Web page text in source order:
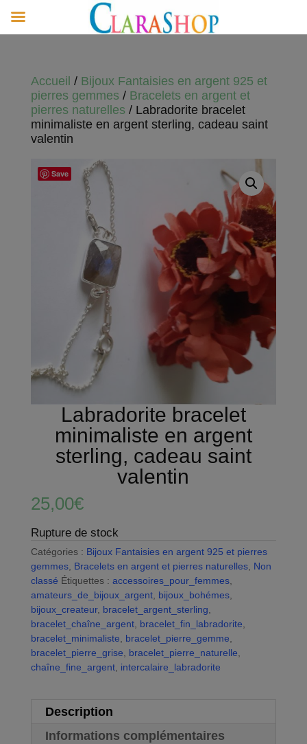
Accueil / Bijoux Fantaisies en argent 925 et
pierres gemmes / Bracelets en argent et
pierres naturelles / Labradorite bracelet
minimaliste en argent sterling, cadeau saint
valentin
Save
Labradorite bracelet
minimaliste en argent
sterling, cadeau saint
valentin
25,00€
Rupture de stock
Catégories : Bijoux Fantaisies en argent 925 et pierres
gemmes, Bracelets en argent et pierres naturelles, Non
classé Étiquettes : accessoires_pour_femmes,
amateurs_de_bijoux_argent, bijoux_bohémes,
bijoux_createur, bracelet_argent_sterling,
bracelet_chaîne_argent, bracelet_fin_labradorite,
bracelet_minimaliste, bracelet_pierre_gemme,
bracelet_pierre_grise, bracelet_pierre_naturelle,
chaîne_fine_argent, intercalaire_labradorite
Description
Informations complémentaires